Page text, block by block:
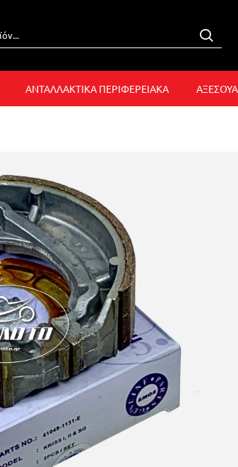
ΑΝΤΑΛΛΑΚΤΙΚΑ ΠΕΡΙΦΕΡΕΙΑΚΑ